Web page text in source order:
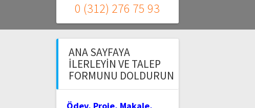
0 (312) 276 75 93
ANA SAYFAYA
İLERLEYIN VE TALEP
FORMUNU DOLDURUN